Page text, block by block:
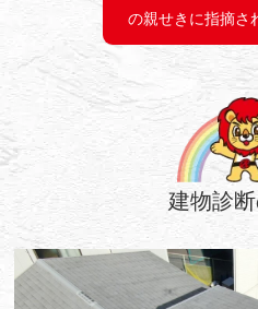
の親せきに指摘さ
建物診